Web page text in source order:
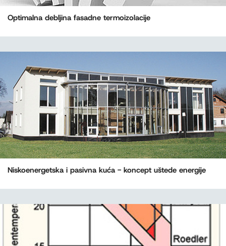
Optimalna debljina fasadne termoizolacije
Niskoenergetska i pasivna kuća - koncept uštede energije